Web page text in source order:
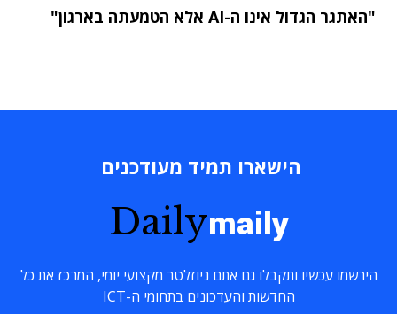
"האתגר הגדול אינו ה-AI אלא הטמעתה בארגון"
הישארו תמיד מעודכנים
Dailymaily
הירשמו עכשיו ותקבלו גם אתם ניוזלטר מקצועי יומי, המרכז את כל
החדשות והעדכונים בתחומי ה-ICT